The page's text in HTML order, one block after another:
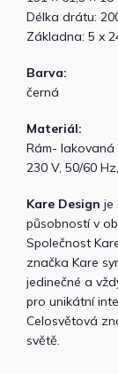
Délka drátu:
Základna: 5 x
Barva:
černá
Materiál:
Rám-
230 V, 50/60
Kare Design je
působností v
Společnost
značka Kare
jedinečné a
pro unikátní
Celosvětová
světě.